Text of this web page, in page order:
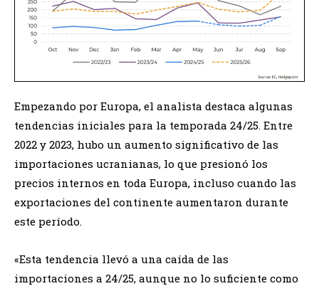
Empezando por Europa, el analista destaca algunas
tendencias iniciales para la temporada 24/25. Entre
2022 y 2023, hubo un aumento significativo de las
importaciones ucranianas, lo que presionó los
precios internos en toda Europa, incluso cuando las
exportaciones del continente aumentaron durante
este período.
«Esta tendencia llevó a una caída de las
importaciones a 24/25, aunque no lo suficiente como